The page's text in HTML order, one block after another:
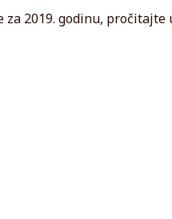
2019. godinu, pročitajte